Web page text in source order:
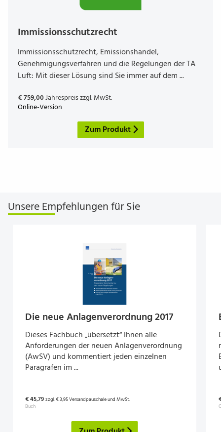
Immis­si­ons­schutzrecht
Immissionsschutzrecht, Emissionshandel,
Genehmigungsverfahren und die Regelungen der TA
Luft: Mit dieser Lösung sind Sie immer auf dem ...
€ 759,00Jahrespreis zzgl. MwSt.
Online-Version
Zum Produkt
Unsere Empfehlungen für Sie
Die neue Anla­genver­ord­nung 2017
Dieses Fachbuch „übersetzt“ Ihnen alle
Anforderungen der neuen Anlagenverordnung
(AwSV) und kommentiert jeden einzelnen
Paragrafen im ...
€ 45,79zzgl. € 3,95 Versandpauschale und MwSt.
Buch